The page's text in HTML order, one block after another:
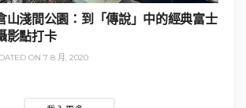
山淺間公園：到「傳說」中的經典富士
影點打卡
ON 7 8 月, 2020